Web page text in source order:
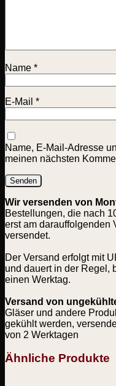
Name *
E-Mail *
Name, E-Mail-Adresse
meinen nächsten
Wir versenden von
Bestellungen, die nach
erst am darauffolgenden
versendet.
Der Versand erfolgt mit
und dauert in der Regel,
einen Werktag.
Versand von
Gläser und andere
gekühlt werden,
von 2 Werktagen
Ähnliche Produkte